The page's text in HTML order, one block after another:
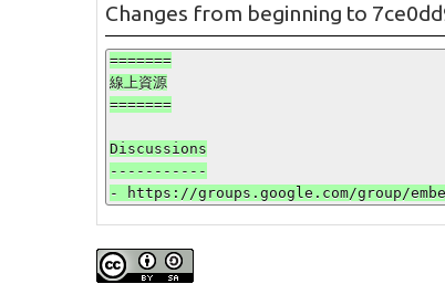
Changes from beginning to
=======
線上資源
=======
Discussions
-----------